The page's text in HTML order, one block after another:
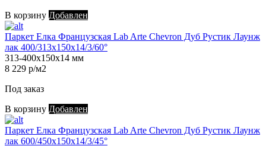
В корзину Добавлен
Паркет Елка Французская Lab Arte Chevron Дуб Рустик Лаунж
лак 400/313х150х14/3/60°
313-400х150х14 мм
8 229 р/м2
Под заказ
В корзину Добавлен
Паркет Елка Французская Lab Arte Chevron Дуб Рустик Лаунж
лак 600/450х150х14/3/45°